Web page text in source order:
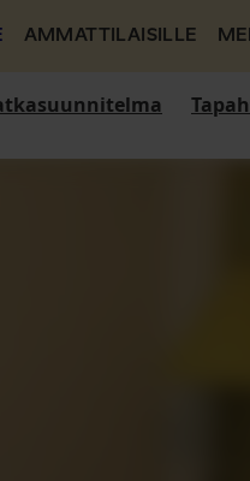
AMMATTILAISILLE